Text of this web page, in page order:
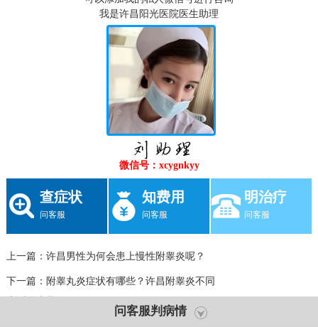
我是许昌阳光医院医生助理
微信号：xcygnkyy
查症状
问客服
知费用
问客服
明治疗
问客服
上一篇： 许昌男性为何会患上慢性附睾炎呢？
下一篇： 附睾丸炎症状有哪些？许昌附睾炎不同
问客服判病情